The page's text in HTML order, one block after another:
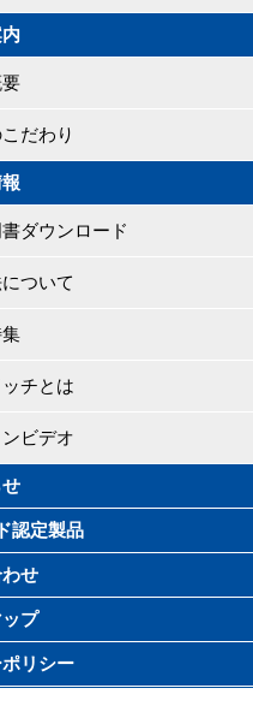
だわり
ダウンロード
ついて
チとは
ビデオ
認定製品
せ
プ
リシー